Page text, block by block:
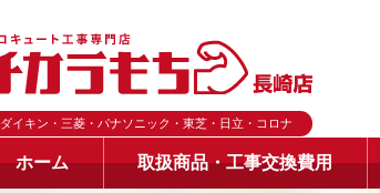
ダイキン・三菱・パナソニック・東芝・日立・コロナ
ホーム 取扱商品・工事交換費用